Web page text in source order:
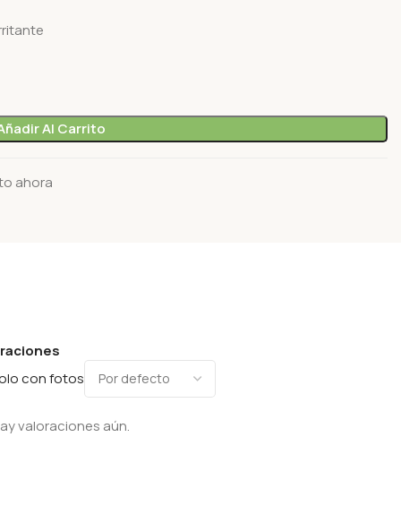
Al Carrito
ahora
con fotos
valoraciones aún.